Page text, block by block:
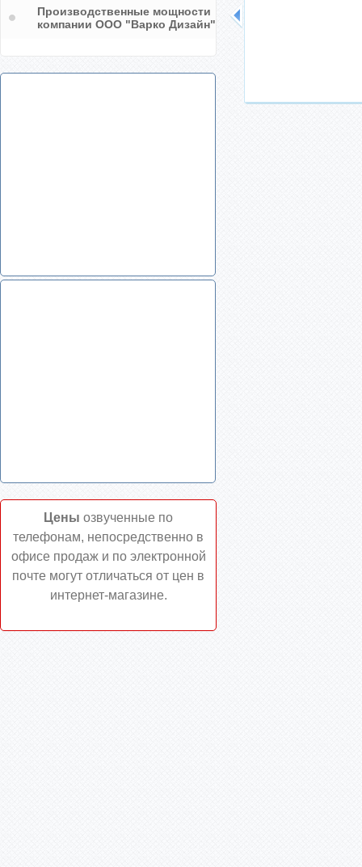
Производственные мощности
компании ООО "Варко Дизайн"
Цены озвученные по
телефонам, непосредственно в
офисе продаж и по электронной
почте могут отличаться от цен в
интернет-магазине.